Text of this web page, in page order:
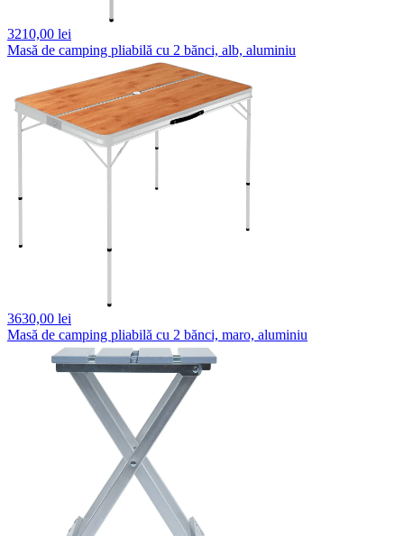
3210,00 lei
Masă de camping pliabilă cu 2 bănci, alb, aluminiu
3630,00 lei
Masă de camping pliabilă cu 2 bănci, maro, aluminiu